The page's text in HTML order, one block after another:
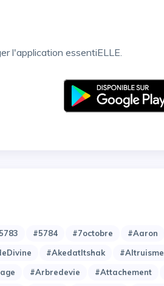
l'application essentiELLE.
#5784 #7octobre #Aaron
#AkedatItshak #Altruisme
#Arbredevie #Attachement